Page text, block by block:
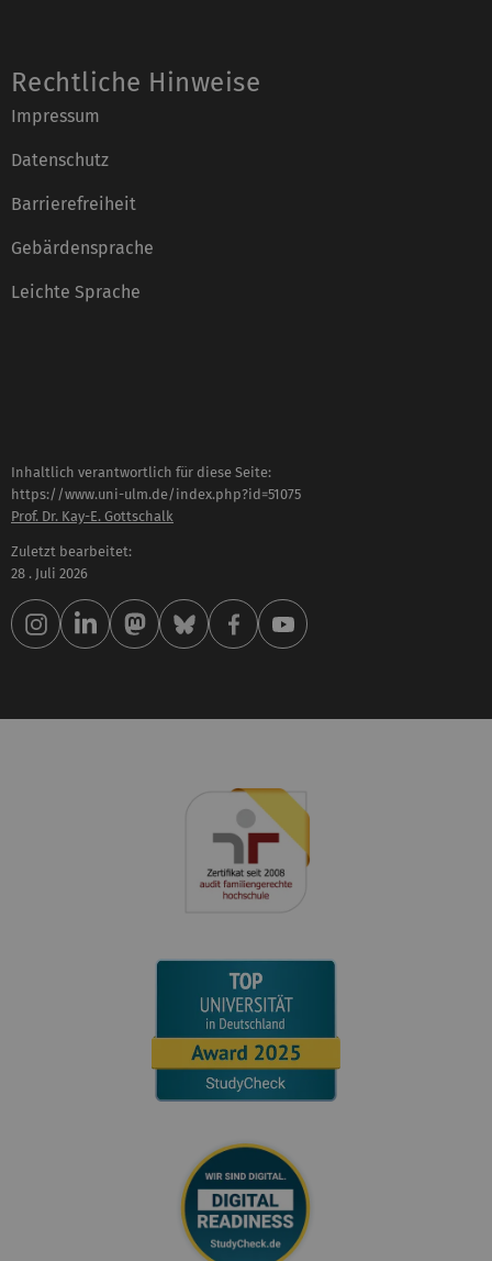
Rechtliche Hinweise
Impressum
Datenschutz
Barrierefreiheit
Gebärdensprache
Leichte Sprache
Inhaltlich verantwortlich für diese Seite:
https://www.uni-ulm.de/index.php?id=51075
Prof. Dr. Kay-E. Gottschalk
Zuletzt bearbeitet:
28 . Juli 2026